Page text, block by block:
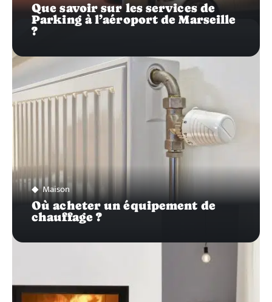
Que savoir sur les services de
Parking à l’aéroport de Marseille
?
Maison
Où acheter un équipement de
chauffage ?